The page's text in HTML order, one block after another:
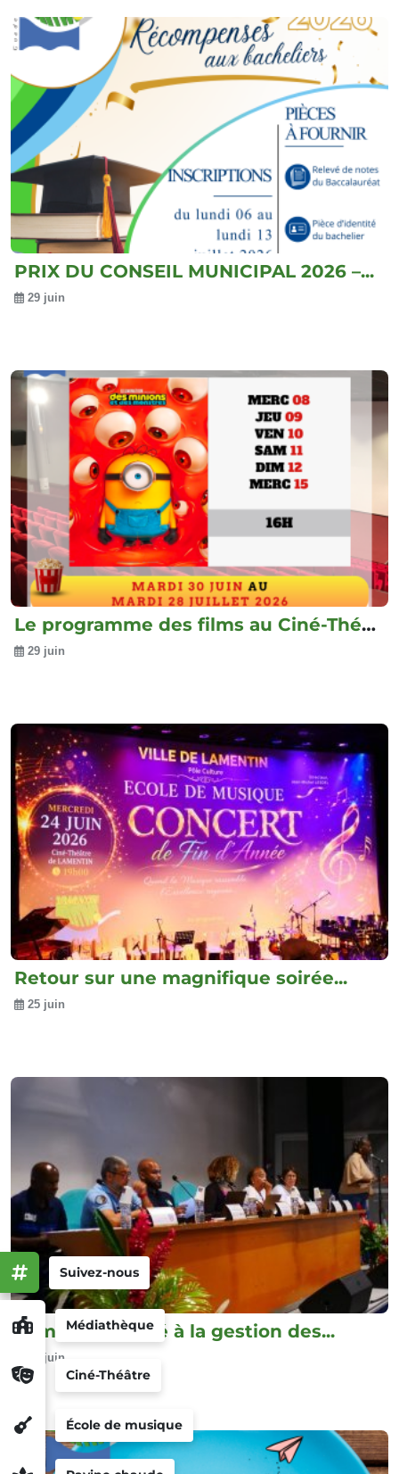
Médiathèque
Ciné-Théâtre
École de musique
Suivez-nous
PRIX DU CONSEIL MUNICIPAL 2026 –...
29 juin
Le programme des films au Ciné-Théâtre
29 juin
Retour sur une magnifique soirée...
25 juin
Séminaire dédié à la gestion des...
22 juin